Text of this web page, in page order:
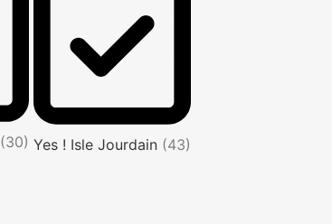
(30) Yes ! Isle Jourdain (43)